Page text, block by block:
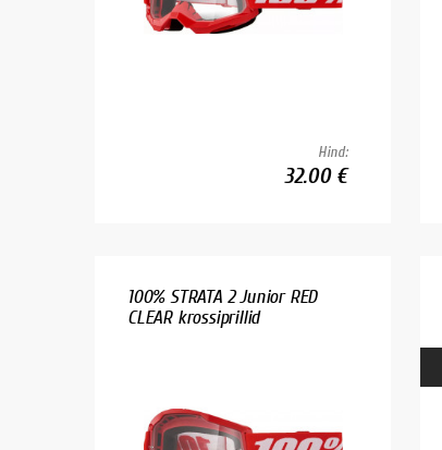
Hind:
32.00 €
100% STRATA 2 Junior RED
CLEAR krossiprillid